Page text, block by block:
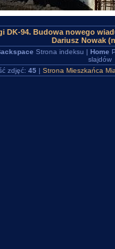
DK-94. Budowa nowego
Dariusz Nowak
Strona indeksu | Home
slajdów
zdjęć: 45 | Strona Mieszkańca